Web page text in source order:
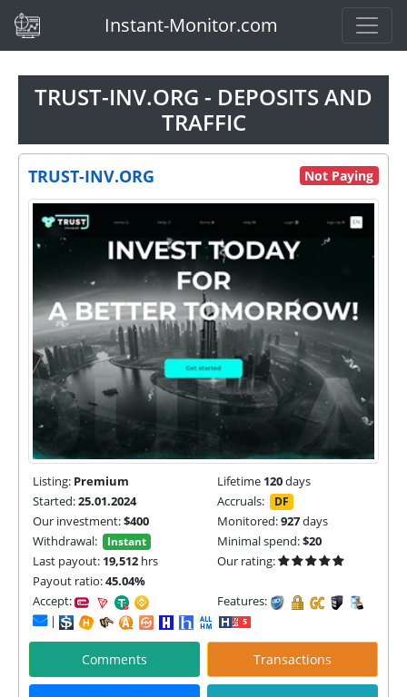
(current)Instant-Monitor.com
TRUST-INV.ORG - DEPOSITS AND
TRAFFIC
TRUST-INV.ORG Not Paying
Listing: Premium Lifetime 120days
Started:25.01.2024 Accruals: DF
Our investment:$400 Monitored:927days
Withdrawal:
Instant Minimal spend:$20
Last payout: 19,512 hrs
Our rating:
Payout ratio:45.04%
Accept:
Features:
|
Comments Transactions